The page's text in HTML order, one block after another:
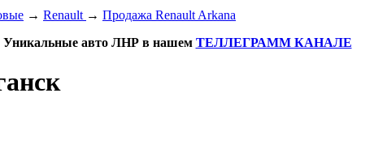
→ Renault → Продажа Renault Arkana
Уникальные авто ЛНР в нашем ТЕЛЛЕГРАММ КАНАЛЕ